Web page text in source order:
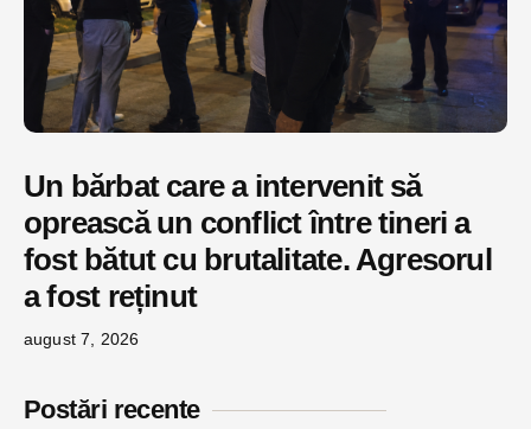
Un bărbat care a intervenit să
oprească un conflict între tineri a
fost bătut cu brutalitate. Agresorul
a fost reținut
august 7, 2026
Postări recente